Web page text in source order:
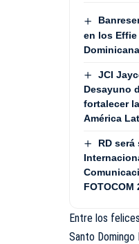
en los
JCI
Desayuno
fortalecer
América
RD
FOTOCOM
Entre los
Santo Domingo